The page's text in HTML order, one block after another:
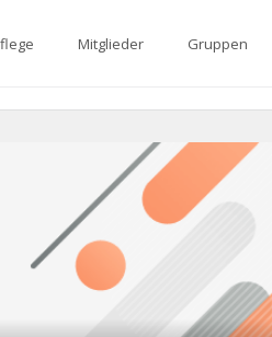
Mitglieder Gruppen